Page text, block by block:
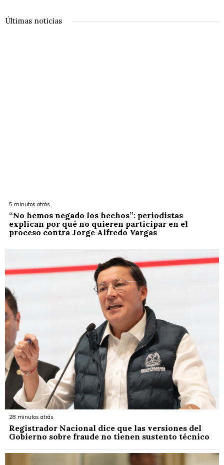
Últimas noticias
5 minutos atrás
“No hemos negado los hechos”: periodistas
explican por qué no quieren participar en el
proceso contra Jorge Alfredo Vargas
28 minutos atrás
Registrador Nacional dice que las versiones del
Gobierno sobre fraude no tienen sustento técnico